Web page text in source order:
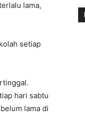
lama,
setiap
hari sabtu
lama di